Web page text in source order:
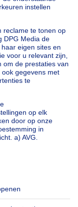
Frankrijk
Italië
Nederland
te koop
huur
Oostende
Stene
Deurne